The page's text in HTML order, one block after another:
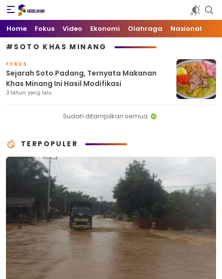
Kata Sumbar
Berita Sumbar Hari Ini
Home Fokus Video Ekonomi Olahraga Nasional
#SOTO KHAS MINANG
FOKUS
Sejarah Soto Padang, Ternyata Makanan
Khas Minang Ini Hasil Modifikasi
3 tahun yang lalu
Sudah ditampilkan semua
TERPOPULER